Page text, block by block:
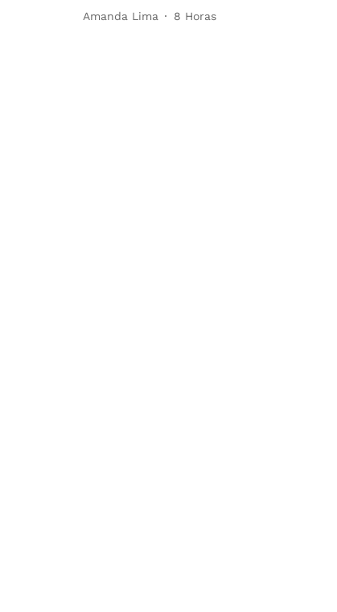
Amanda Lima 8 Horas